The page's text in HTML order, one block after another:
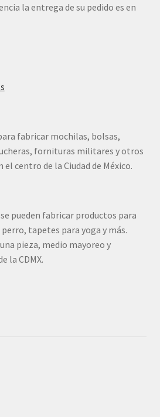
la entrega de su pedido es en
fabricar mochilas, bolsas,
fornituras militares y otros
el centro de la Ciudad de México.
pueden fabricar productos para
tapetes para yoga y más.
pieza, medio mayoreo y
la CDMX.